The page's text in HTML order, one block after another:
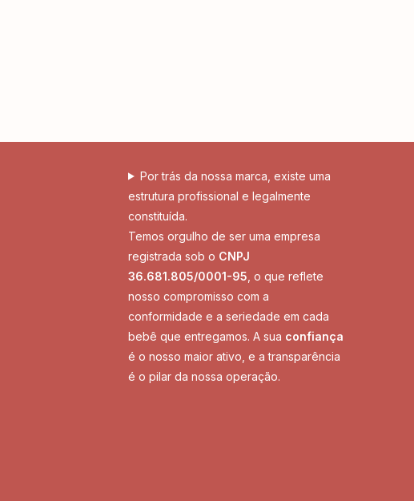
Por trás da nossa marca, existe uma
estrutura profissional e legalmente
constituída.
Temos orgulho de ser uma empresa
registrada sob o CNPJ
36.681.805/0001-95 , o que reflete
nosso compromisso com a
conformidade e a seriedade em cada
bebê que entregamos. A sua confiança
é o nosso maior ativo, e a transparência
é o pilar da nossa operação.